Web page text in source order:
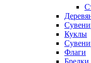
Куклы
Флаги
Брелки